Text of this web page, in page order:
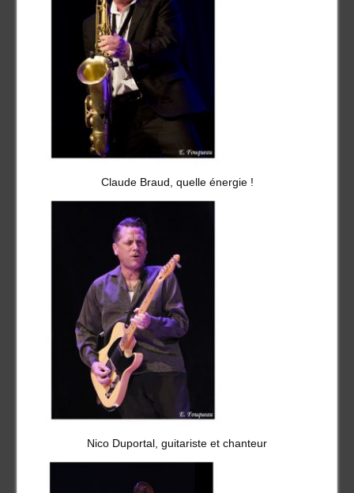
Claude Braud, quelle énergie !
Nico Duportal, guitariste et chanteur